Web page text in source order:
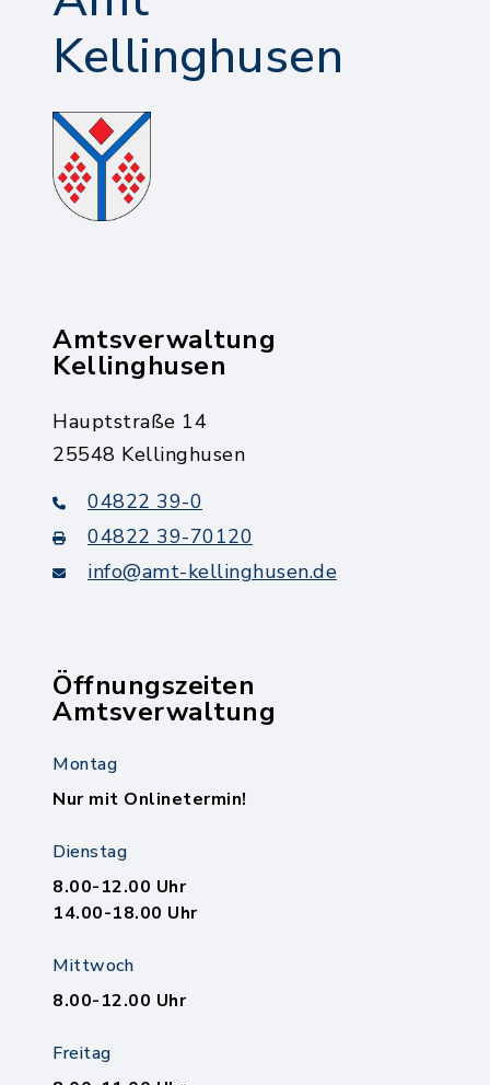
Kellinghusen
Amtsverwaltung
Kellinghusen
Hauptstraße 14
25548 Kellinghusen
04822 39-0
04822 39-70120
info@amt-kellinghusen.de
Öffnungszeiten
Amtsverwaltung
Montag
Nur mit Onlinetermin!
Dienstag
8.00-12.00 Uhr
14.00-18.00 Uhr
Mittwoch
8.00-12.00 Uhr
Freitag